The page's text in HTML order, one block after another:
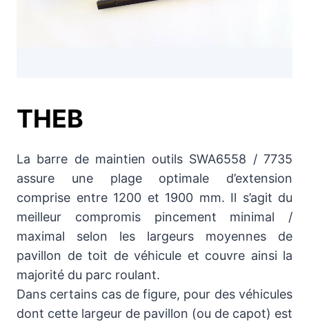
THEB
La barre de maintien outils SWA6558 / 7735
assure une plage optimale d’extension
comprise entre 1200 et 1900 mm. Il s’agit du
meilleur compromis pincement minimal /
maximal selon les largeurs moyennes de
pavillon de toit de véhicule et couvre ainsi la
majorité du parc roulant.
Dans certains cas de figure, pour des véhicules
dont cette largeur de pavillon (ou de capot) est